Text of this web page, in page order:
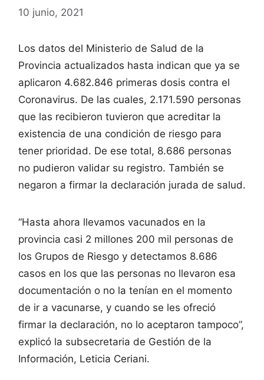
10 junio, 2021
Los datos del Ministerio de Salud de la
Provincia actualizados hasta indican que ya se
aplicaron 4.682.846 primeras dosis contra el
Coronavirus. De las cuales, 2.171.590 personas
que las recibieron tuvieron que acreditar la
existencia de una condición de riesgo para
tener prioridad. De ese total, 8.686 personas
no pudieron validar su registro. También se
negaron a firmar la declaración jurada de salud.
“Hasta ahora llevamos vacunados en la
provincia casi 2 millones 200 mil personas de
los Grupos de Riesgo y detectamos 8.686
casos en los que las personas no llevaron esa
documentación o no la tenían en el momento
de ir a vacunarse, y cuando se les ofreció
firmar la declaración, no lo aceptaron tampoco”,
explicó la subsecretaria de Gestión de la
Información, Leticia Ceriani.